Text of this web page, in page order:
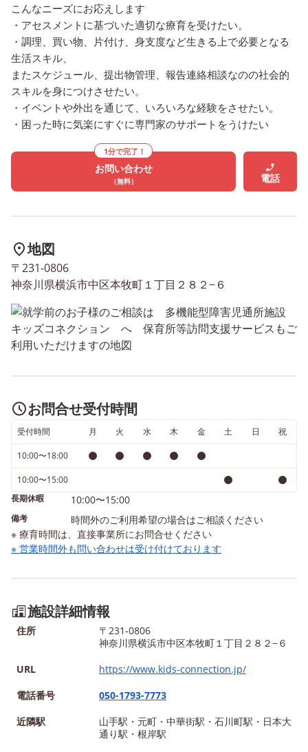
こんなニーズにお応えします
・アセスメントに基づいた適切な療育を受けたい。
・調理、買い物、片付け、身支度など生きる上で必要となる
生活スキル、
またスケジュール、提出物管理、報告連絡相談なのの社会的
スキルを身につけさせたい。
・イベントや外出を通じて、いろいろな経験をさせたい。
・困った時に気楽にすぐに専門家のサポートをうけたい
1分で完了！
お問い合わせ
（無料） 電話
地図
〒231-0806
神奈川県横浜市中区本牧町１丁目２８２−６
お問合せ受付時間
受付時間 月 火 水 木 金 土 日 祝
10:00〜18:00
10:00〜15:00
長期休暇
10:00〜15:00
備考
時間外のご利用希望の場合はご相談ください
※ 療育時間は、直接事業所にお問合せください
※ 営業時間外も問い合わせは受け付けております
施設詳細情報
住所
〒231-0806
神奈川県横浜市中区本牧町１丁目２８２−６
URL
https://www.kids-connection.jp/
電話番号
050-1793-7773
近隣駅
山手駅・元町・中華街駅・石川町駅・日本大
通り駅・根岸駅